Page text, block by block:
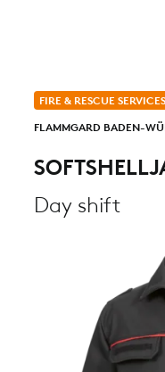
FIRE & RESCUE SERVICES
FLAMMGARD BADEN-
Day shift